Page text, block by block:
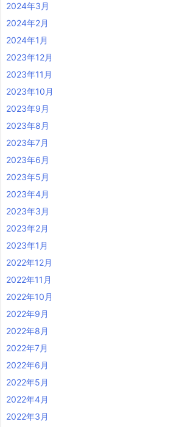
2024年3月
2024年2月
2024年1月
2023年12月
2023年11月
2023年10月
2023年9月
2023年8月
2023年7月
2023年6月
2023年5月
2023年4月
2023年3月
2023年2月
2023年1月
2022年12月
2022年11月
2022年10月
2022年9月
2022年8月
2022年7月
2022年6月
2022年5月
2022年4月
2022年3月